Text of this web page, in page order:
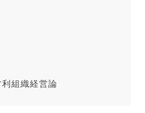
組織経営論